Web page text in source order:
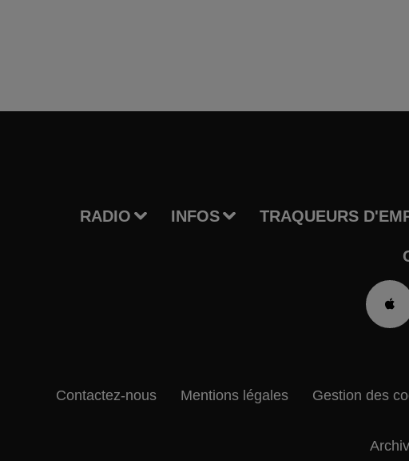
RADIO INFOS TRAQUEURS
Contactez-nous Mentions légales Gestion des